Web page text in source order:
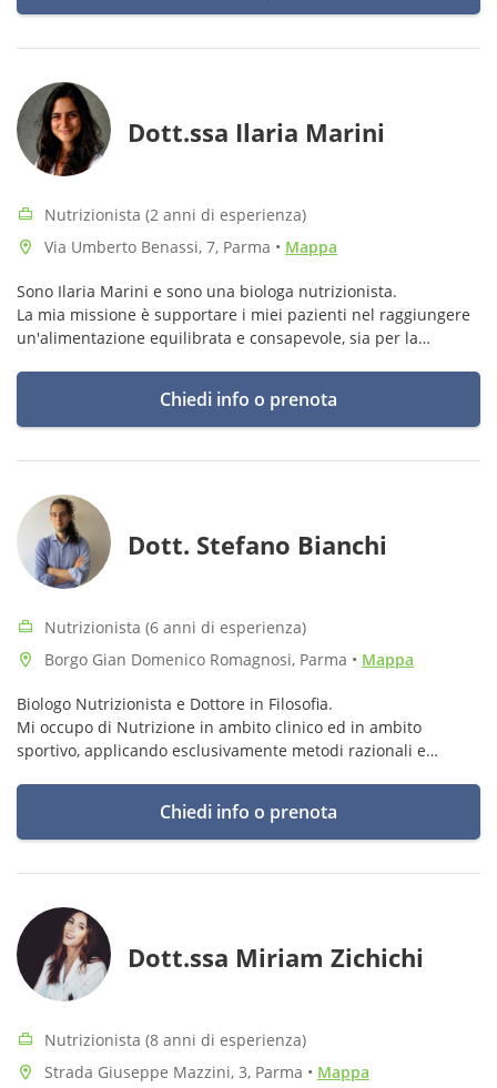
Dott.ssa Ilaria Marini
Nutrizionista (2 anni di esperienza)
Via Umberto Benassi, 7, Parma • Mappa
Sono Ilaria Marini e sono una biologa nutrizionista.
La mia missione è supportare i miei pazienti nel raggiungere
un'alimentazione equilibrata e consapevole, sia per la
Chiedi info o prenota
Dott. Stefano Bianchi
Nutrizionista (6 anni di esperienza)
Borgo Gian Domenico Romagnosi, Parma • Mappa
Biologo Nutrizionista e Dottore in Filosofia.
Mi occupo di Nutrizione in ambito clinico ed in ambito
sportivo, applicando esclusivamente metodi razionali e
Chiedi info o prenota
Dott.ssa Miriam Zichichi
Nutrizionista (8 anni di esperienza)
Strada Giuseppe Mazzini, 3, Parma • Mappa